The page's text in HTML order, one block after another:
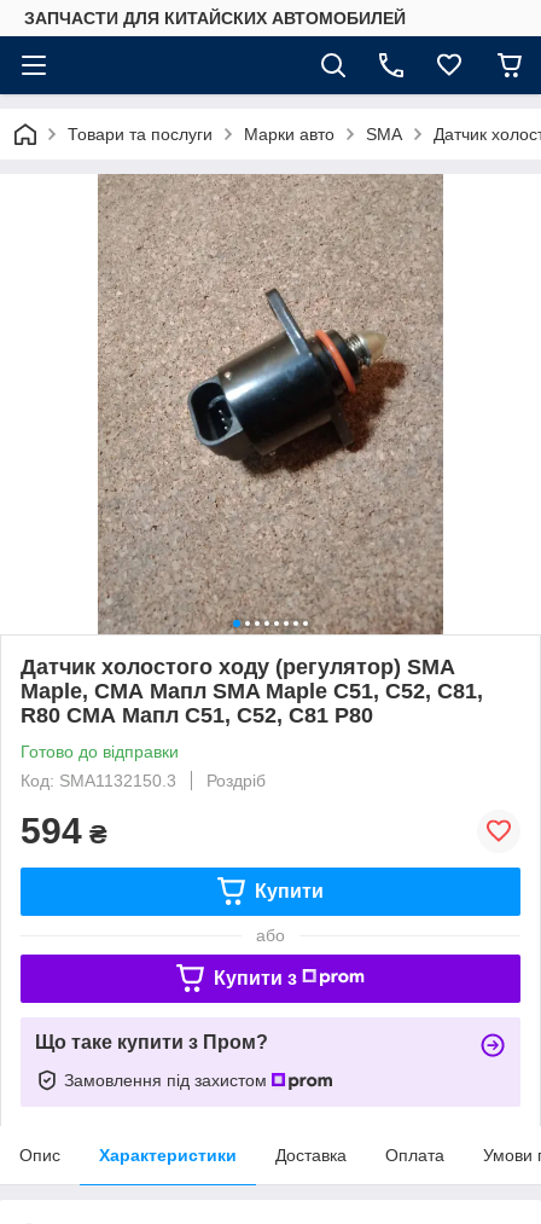
ЗАПЧАСТИ ДЛЯ КИТАЙСКИХ АВТОМОБИЛЕЙ
Товари та послуги Марки авто SMA Датчик
Датчик холостого ходу (регулятор) SMA
Maple, СМА Мапл SMA Maple C51, C52, C81,
R80 СМА Мапл С51, С52, С81 Р80
Готово до відправки
Код: SMA1132150.3
Роздріб
594 ₴
Купити
або
Купити з
Що таке купити з Пром?
Замовлення під захистом
Опис Характеристики Доставка Оплата Умови